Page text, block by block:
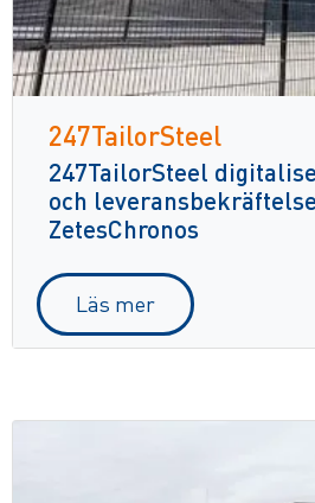
247TailorSteel
247TailorSteel
och
ZetesChronos
Läs mer